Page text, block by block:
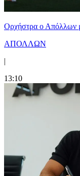
Ορχήστρα o Aπόλλων
ΑΠΟΛΛΩΝ
|
13:10